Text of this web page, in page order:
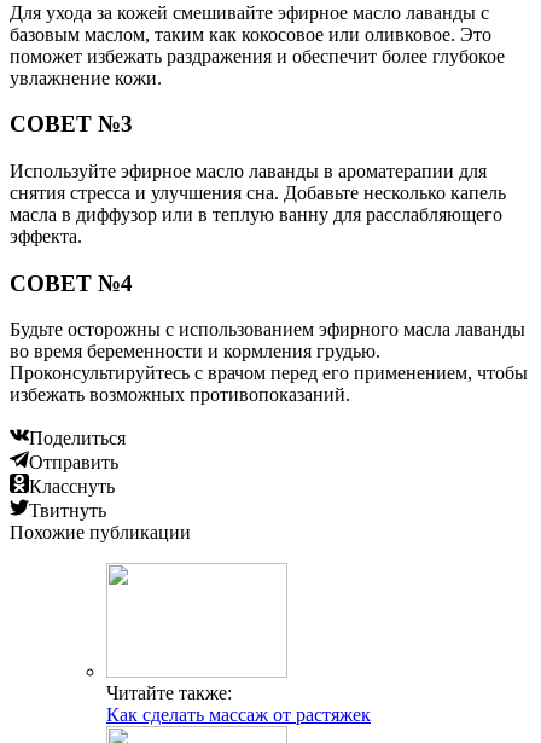
Для ухода за кожей смешивайте эфирное масло лаванды с
базовым маслом, таким как кокосовое или оливковое. Это
поможет избежать раздражения и обеспечит более глубокое
увлажнение кожи.
СОВЕТ №3
Используйте эфирное масло лаванды в ароматерапии для
снятия стресса и улучшения сна. Добавьте несколько капель
масла в диффузор или в теплую ванну для расслабляющего
эффекта.
СОВЕТ №4
Будьте осторожны с использованием эфирного масла лаванды
во время беременности и кормления грудью.
Проконсультируйтесь с врачом перед его применением, чтобы
избежать возможных противопоказаний.
Поделиться
Отправить
Класснуть
Твитнуть
Похожие публикации
Читайте также:
Как сделать массаж от растяжек